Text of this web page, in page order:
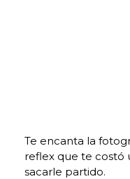
Te encanta la
reflex que te costó
sacarle partido.